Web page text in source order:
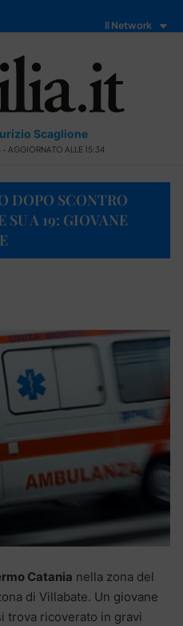
Il Network
Scaglione
AGGIORNATO ALLE 15:34
DOPO SCONTRO
SU A 19: GIOVANE
Catania nella zona del
di Villabate. Un giovane
trova ricoverato in gravi